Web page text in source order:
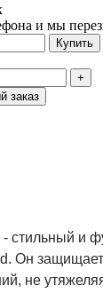
и мы
Купить
+
заказ
стильный и
Он
не